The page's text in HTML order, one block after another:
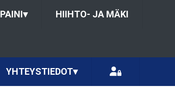
PAINI▾ HIIHTO- JA MÄKI
YHTEYSTIEDOT▾